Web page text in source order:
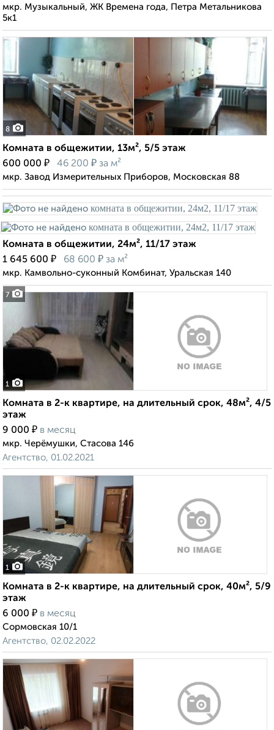
мкр. Музыкальный, ЖК Времена года, Петра Метальникова
5к1
8
Комната в общежитии, 13м², 5/5 этаж
600 000 ₽ 46 200 ₽ за м²
мкр. Завод Измерительных Приборов, Московская 88
7
Комната в общежитии, 24м², 11/17 этаж
1 645 600 ₽ 68 600 ₽ за м²
мкр. Камвольно-суконный Комбинат, Уральская 140
1
Комната в 2-к квартире, на длительный срок, 48м², 4/5
этаж
9 000 ₽ в месяц
мкр. Черёмушки, Стасова 146
Агентство, 01.02.2021
1
Комната в 2-к квартире, на длительный срок, 40м², 5/9
этаж
6 000 ₽ в месяц
Сормовская 10/1
Агентство, 02.02.2022